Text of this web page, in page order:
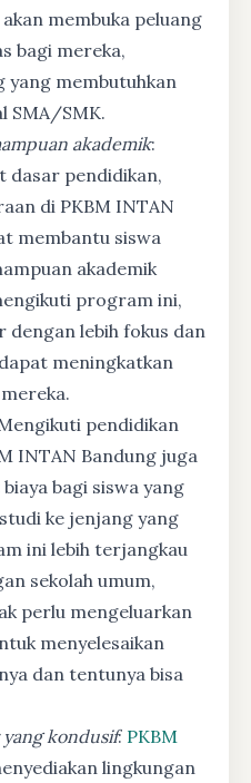
membuka peluang
bagi mereka,
membutuhkan
SMA/SMK.
akademik:
dasar pendidikan,
di PKBM INTAN
membantu siswa
akademik
program ini,
dengan lebih fokus dan
meningkatkan
pendidikan
INTAN Bandung juga
bagi siswa yang
ke jenjang yang
ini lebih terjangkau
sekolah umum,
perlu mengeluarkan
menyelesaikan
dan tentunya bisa
kondusif: PKBM
lingkungan